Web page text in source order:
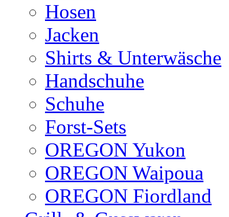
Hosen
Jacken
Shirts & Unterwäsche
Handschuhe
Schuhe
Forst-Sets
OREGON Yukon
OREGON Waipoua
OREGON Fiordland